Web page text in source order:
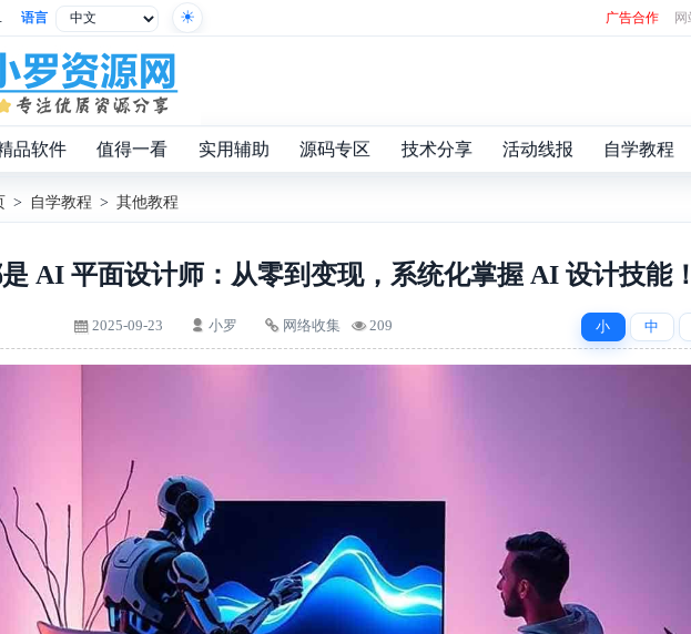
语言 广告合作
品软件 值得一看 实用辅助 源码专区 技术分享 活动线报 自学教程
> 自学教程 > 其他教程
AI 平面设计师：从零到变现，系统化掌握 AI 设计技能
小 中
2025-09-23 小罗 网络收集 209